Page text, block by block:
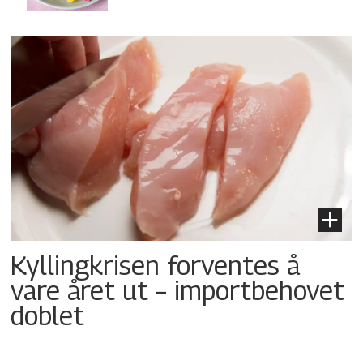
Kyllingkrisen forventes å
vare året ut – importbehovet
doblet